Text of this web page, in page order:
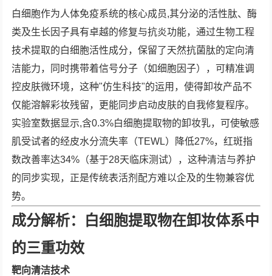
白细胞作为人体免疫系统的核心成员,其分泌的活性肽、酶
类及生长因子具有卓越的修复与抗炎功能，通过生物工程
技术提取的白细胞活性成分，保留了天然抗菌肽的定向清
洁能力，同时携带着信号分子（如细胞因子），可精准调
控皮肤微环境，这种"仿生科技"的运用，使得卸妆产品不
仅能溶解彩妆残留，更能同步启动皮肤的自我修复程序。
实验室数据显示,含0.3%白细胞提取物的卸妆乳，可使敏感
肌受试者的经皮水分流失率（TEWL）降低27%，红斑指
数改善率达34%（基于28天临床测试），这种清洁与养护
的同步实现，正是传统表活剂配方难以企及的生物兼容优
势。
成分解析：白细胞提取物在卸妆体系中
的三重功效
靶向清洁技术